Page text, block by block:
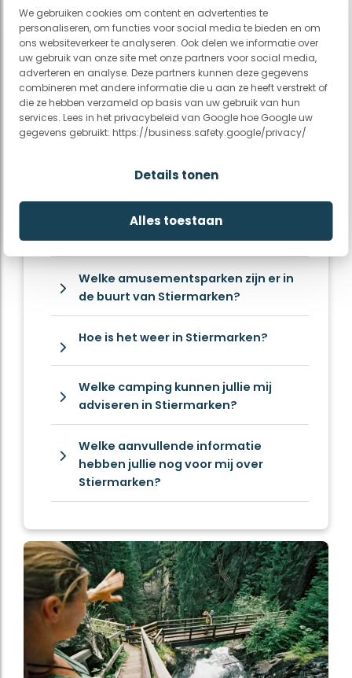
We gebruiken cookies om content en advertenties te
personaliseren, om functies voor social media te bieden en om
ons websiteverkeer te analyseren. Ook delen we informatie over
uw gebruik van onze site met onze partners voor social media,
adverteren en analyse. Deze partners kunnen deze gegevens
combineren met andere informatie die u aan ze heeft verstrekt of
die ze hebben verzameld op basis van uw gebruik van hun
services. Lees in het privacybeleid van Google hoe Google uw
gegevens gebruikt: https://business.safety.google/privacy/
Details tonen
Alles toestaan
Veelgestelde vragen over
Stiermarken
Wat kunnen jullie mij aanraden in
Stiermarken?
Welke amusementsparken zijn er in
de buurt van Stiermarken?
Hoe is het weer in Stiermarken?
Welke camping kunnen jullie mij
adviseren in Stiermarken?
Welke aanvullende informatie
hebben jullie nog voor mij over
Stiermarken?